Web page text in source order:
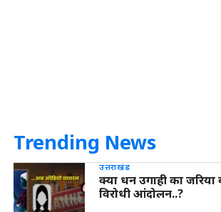
Trending News
उत्तराखंड
क्या धन उगाही का जरिया
विरोधी आंदोलन..?